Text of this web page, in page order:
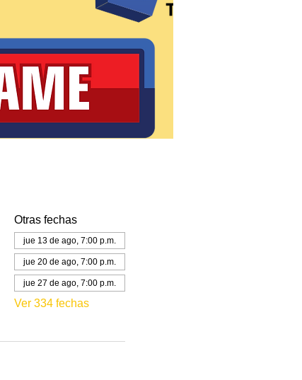
Otras fechas
jue 13 de ago, 7:00 p.m.
jue 20 de ago, 7:00 p.m.
jue 27 de ago, 7:00 p.m.
Ver 334 fechas